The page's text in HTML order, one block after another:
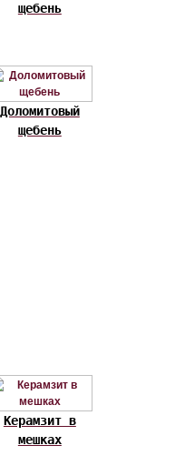
щебень
Доломитовый
щебень
Керамзит в
мешках